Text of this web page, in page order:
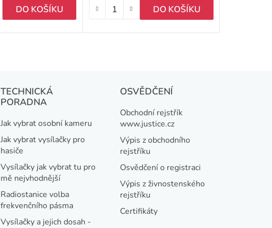
t
ů
DO KOŠÍKU DO KOŠÍKU
á
d
a
c
í
p
r
v
k
y
TECHNICKÁ
PORADNA
Jak vybrat osobní kameru
Jak vybrat vysílačky pro
hasiče
Vysílačky jak vybrat tu pro
mě nejvhodnější
Radiostanice volba
frekvenčního pásma
Vysílačky a jejich dosah -
OSVĚDČENÍ
Obchodní rejstřík
www.justice.cz
Výpis z obchodního
rejstříku
Osvědčení o registraci
Výpis z živnostenského
rejstříku
Certifikáty